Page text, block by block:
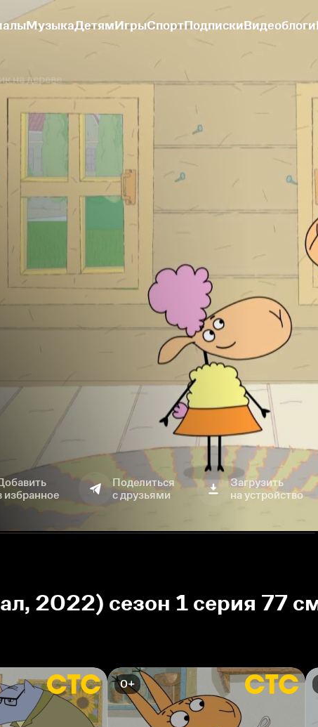
МузыкаДетямИгрыСпортПодпискиВидеоблоги
на дереве
избранное
Поделиться
с друзьями
Загрузить
на устройство
2022) сезон 1 серия 77
0+